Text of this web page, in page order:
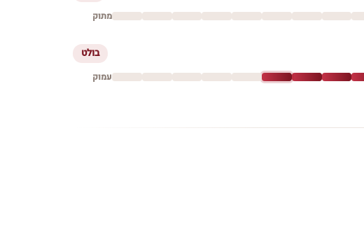
מתוק
בולט
עמוק